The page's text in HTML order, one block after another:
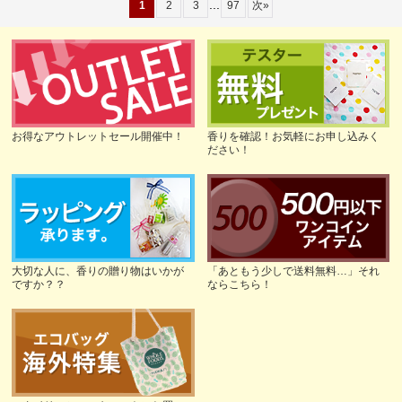
1 2 3 ... 97 次»
お得なアウトレットセール開催中！
香りを確認！お気軽にお申し込みく
ださい！
大切な人に、香りの贈り物はいかが
ですか？？
「あともう少しで送料無料…」それ
ならこちら！